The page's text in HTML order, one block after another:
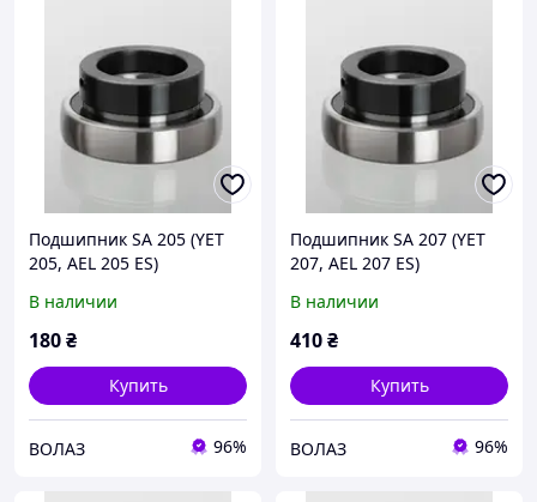
Подшипник SA 205 (YET
205, AEL 205 ES)
В наличии
180₴
Купить
ВОЛАЗ 96%
Подшипник SA 207 (YET
207, AEL 207 ES)
В наличии
410₴
Купить
ВОЛАЗ 96%